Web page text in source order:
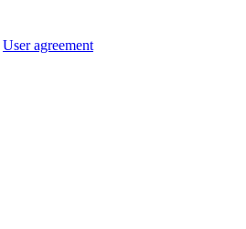
User agreement